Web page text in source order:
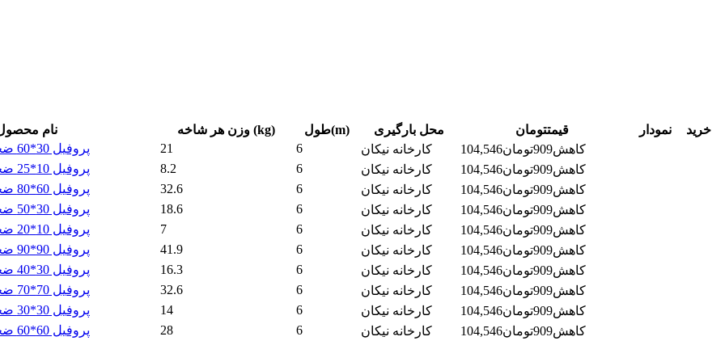
نام وزن هر شاخه (kg) طول(m) محل بارگیری قیمتتومان نمودار
خرید
پروفیل 30*60 ضخامت 2.5 نیکان
21 6 کارخانه نیکان کاهش909تومان104,546
پروفیل 10*25 ضخامت 2.5 نیکان
8.2 6 کارخانه نیکان کاهش909تومان104,546
پروفیل 60*80 ضخامت 2.5 نیکان
32.6 6 کارخانه نیکان کاهش909تومان104,546
پروفیل 30*50 ضخامت 2.5 نیکان
18.6 6 کارخانه نیکان کاهش909تومان104,546
پروفیل 10*20 ضخامت 2.5 نیکان
7 6 کارخانه نیکان کاهش909تومان104,546
پروفیل 90*90 ضخامت 2.5 نیکان
41.9 6 کارخانه نیکان کاهش909تومان104,546
پروفیل 30*40 ضخامت 2.5 نیکان
16.3 6 کارخانه نیکان کاهش909تومان104,546
پروفیل 70*70 ضخامت 2.5 نیکان
32.6 6 کارخانه نیکان کاهش909تومان104,546
پروفیل 30*30 ضخامت 2.5 نیکان
14 6 کارخانه نیکان کاهش909تومان104,546
پروفیل 60*60 ضخامت 2.5 نیکان
28 6 کارخانه نیکان کاهش909تومان104,546